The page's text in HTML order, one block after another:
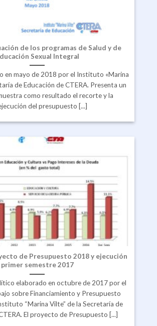
de los programas de Salud y de
Sexual Integral
en mayo de 2018 por el Instituto «Marina
de Educación de CTERA. Presenta un
como resultado el recorte y la
del presupuesto [...]
de Presupuesto 2018 y ejecución
primer semestre 2017
elaborado en octubre de 2017 por el
sobre Financiamiento y Presupuesto
“Marina Vilte” de la Secretaría de
El proyecto de Presupuesto [...]